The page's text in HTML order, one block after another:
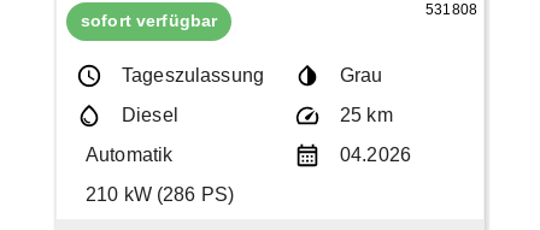
sofort verfügbar
531808
Tageszulassung
Grau
Diesel
25 km
Automatik
04.2026
210 kW (286 PS)